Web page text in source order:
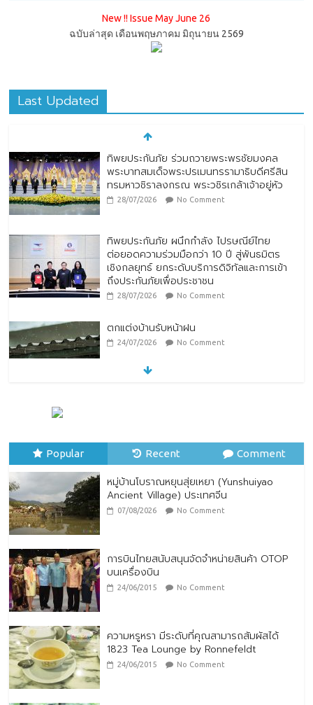
New !! Issue May June 26
ฉบับล่าสุด เดือนพฤษภาคม มิถุนายน 2569
Last Updated
ทิพยประกันภัย ร่วมถวายพระพรชัยมงคล
พระบาทสมเด็จพระปรเมนทรรามาธิบดีศรีสิน
ทรมหาวชิราลงกรณ พระวชิรเกล้าเจ้าอยู่หัว
28/07/2026 No Comment
ทิพยประกันภัย ผนึกกำลัง ไปรษณีย์ไทย
ต่อยอดความร่วมมือกว่า 10 ปี สู่พันธมิตร
เชิงกลยุทธ์ ยกระดับบริการดิจิทัลและการเข้า
ถึงประกันภัยเพื่อประชาชน
28/07/2026 No Comment
ตกแต่งบ้านรับหน้าฝน
24/07/2026 No Comment
Popular Recent Comment
หมู่บ้านโบราณหยุนสุ่ยเหยา (Yunshuiyao
Ancient Village) ประเทศจีน
07/08/2026 No Comment
การบินไทยสนับสนุนจัดจำหน่ายสินค้า OTOP
บนเครื่องบิน
24/06/2015 No Comment
ความหรูหรา มีระดับที่คุณสามารถสัมผัสได้
1823 Tea Lounge by Ronnefeldt
24/06/2015 No Comment